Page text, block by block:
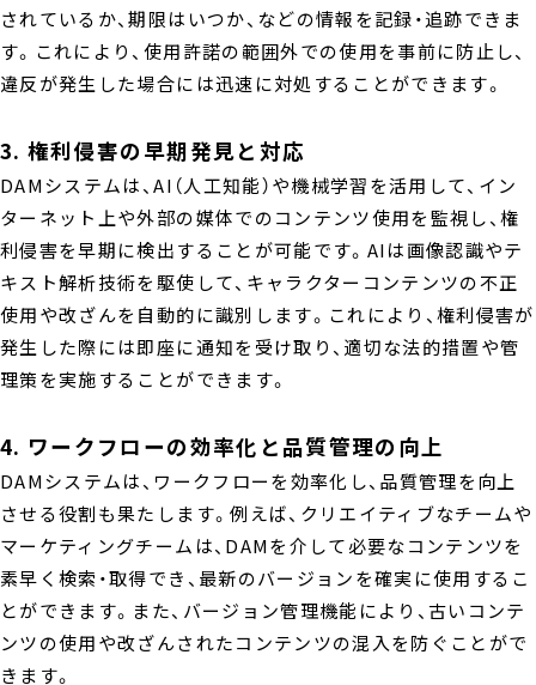
されているか、期限はいつか、などの情報を記録・追跡できま
す。これにより、使用許諾の範囲外での使用を事前に防止し、
違反が発生した場合には迅速に対処することができます。
3. 権利侵害の早期発見と対応
DAMシステムは、AI（人工知能）や機械学習を活用して、イン
ターネット上や外部の媒体でのコンテンツ使用を監視し、権
利侵害を早期に検出することが可能です。AIは画像認識やテ
キスト解析技術を駆使して、キャラクターコンテンツの不正
使用や改ざんを自動的に識別します。これにより、権利侵害が
発生した際には即座に通知を受け取り、適切な法的措置や管
理策を実施することができます。
4. ワークフローの効率化と品質管理の向上
DAMシステムは、ワークフローを効率化し、品質管理を向上
させる役割も果たします。例えば、クリエイティブなチームや
マーケティングチームは、DAMを介して必要なコンテンツを
素早く検索・取得でき、最新のバージョンを確実に使用するこ
とができます。また、バージョン管理機能により、古いコンテ
ンツの使用や改ざんされたコンテンツの混入を防ぐことがで
きます。